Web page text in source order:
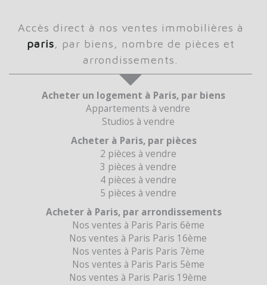
accès direct à nos ventes immobilières à
paris, par biens, nombre de pièces et
arrondissements.
Acheter un logement à Paris, par biens
Appartements à vendre
Studios à vendre
Acheter à Paris, par pièces
2 pièces à vendre
3 pièces à vendre
4 pièces à vendre
5 pièces à vendre
Acheter à Paris, par arrondissements
Nos ventes à Paris Paris 6ème
Nos ventes à Paris Paris 16ème
Nos ventes à Paris Paris 7ème
Nos ventes à Paris Paris 5ème
Nos ventes à Paris Paris 19ème